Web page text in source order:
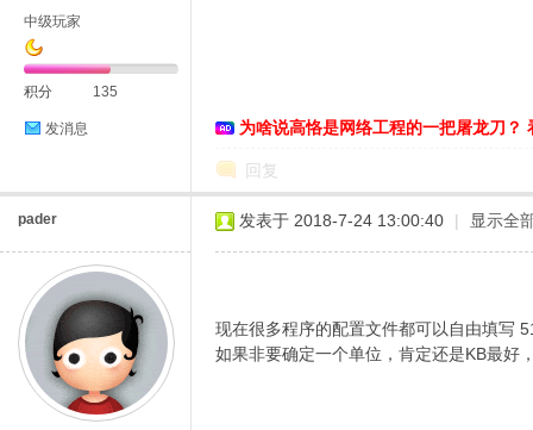
中级玩家
积分 135
发消息 为啥说高恪是网络工程的一把屠龙刀？
回复
pader 发表于 2018-7-24 13:00:40 | 显示全
现在很多程序的配置文件都可以自由填写
如果非要确定一个单位，肯定还是KB最好